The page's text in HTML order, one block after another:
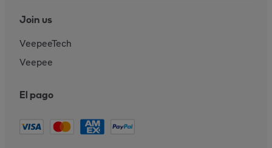
Join us
VeepeeTech
Veepee
El pago